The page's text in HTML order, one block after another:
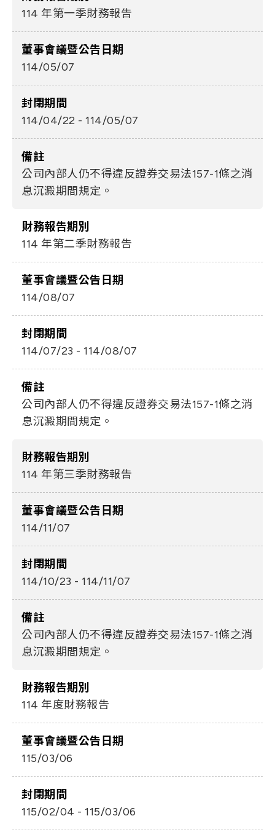
114 年第一季財務報告
董事會議暨公告日期
114/05/07
封閉期間
114/04/22 - 114/05/07
備註
公司內部人仍不得違反證券交易法157-1條之消
息沉澱期間規定。
財務報告期別
114 年第二季財務報告
董事會議暨公告日期
114/08/07
封閉期間
114/07/23 - 114/08/07
備註
公司內部人仍不得違反證券交易法157-1條之消
息沉澱期間規定。
財務報告期別
114 年第三季財務報告
董事會議暨公告日期
114/11/07
封閉期間
114/10/23 - 114/11/07
備註
公司內部人仍不得違反證券交易法157-1條之消
息沉澱期間規定。
財務報告期別
114 年度財務報告
董事會議暨公告日期
115/03/06
封閉期間
115/02/04 - 115/03/06